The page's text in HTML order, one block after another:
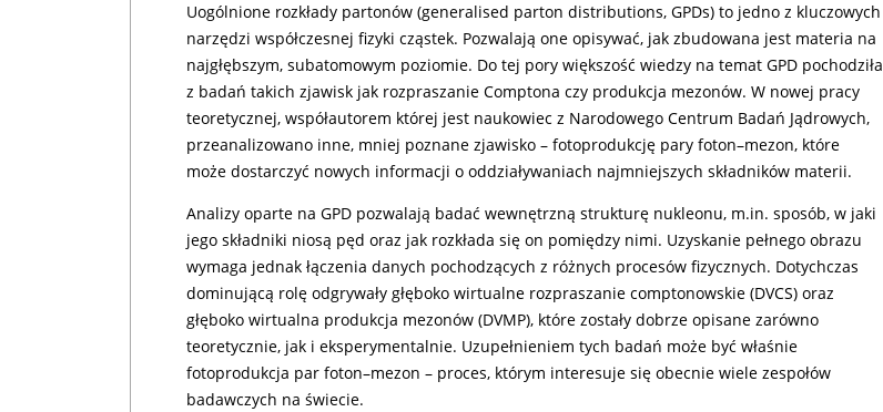
Uogólnione rozkłady partonów (generalised parton distributions, GPDs) to jedno z kluczowych
narzędzi współczesnej fizyki cząstek. Pozwalają one opisywać, jak zbudowana jest materia na
najgłębszym, subatomowym poziomie. Do tej pory większość wiedzy na temat GPD pochodziła
z badań takich zjawisk jak rozpraszanie Comptona czy produkcja mezonów. W nowej pracy
teoretycznej, współautorem której jest naukowiec z Narodowego Centrum Badań Jądrowych,
przeanalizowano inne, mniej poznane zjawisko – fotoprodukcję pary foton–mezon, które
może dostarczyć nowych informacji o oddziaływaniach najmniejszych składników materii.
Analizy oparte na GPD pozwalają badać wewnętrzną strukturę nukleonu, m.in. sposób, w jaki
jego składniki niosą pęd oraz jak rozkłada się on pomiędzy nimi. Uzyskanie pełnego obrazu
wymaga jednak łączenia danych pochodzących z różnych procesów fizycznych. Dotychczas
dominującą rolę odgrywały głęboko wirtualne rozpraszanie comptonowskie (DVCS) oraz
głęboko wirtualna produkcja mezonów (DVMP), które zostały dobrze opisane zarówno
teoretycznie, jak i eksperymentalnie. Uzupełnieniem tych badań może być właśnie
fotoprodukcja par foton–mezon – proces, którym interesuje się obecnie wiele zespołów
badawczych na świecie.